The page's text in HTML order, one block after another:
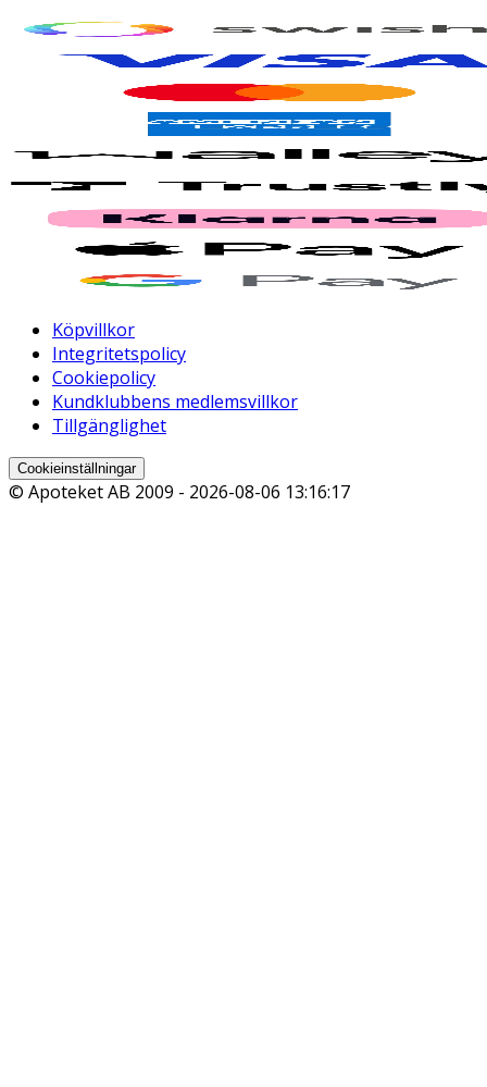
Köpvillkor
Integritetspolicy
Cookiepolicy
Kundklubbens medlemsvillkor
Tillgänglighet
Cookieinställningar
© Apoteket AB 2009 - 2026-08-06 13:16:17